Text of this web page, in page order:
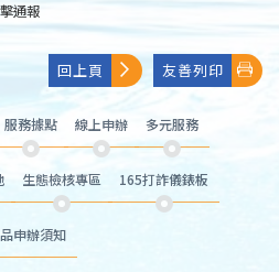
通報
回上頁 友善列印
服務據點 線上申辦 多元服務
生態檢核專區 165打詐儀錶板
申辦須知